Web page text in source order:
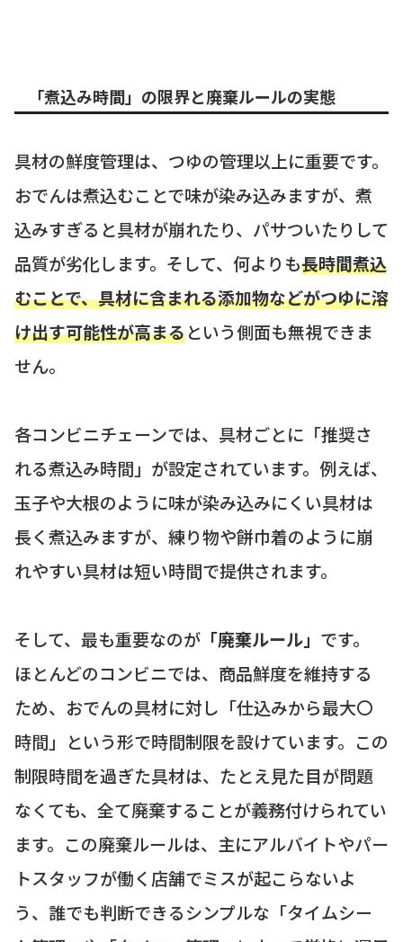
「煮込み時間」の限界と廃棄ルールの実態
具材の鮮度管理は、つゆの管理以上に重要です。
おでんは煮込むことで味が染み込みますが、煮
込みすぎると具材が崩れたり、パサついたりして
品質が劣化します。そして、何よりも長時間煮込
むことで、具材に含まれる添加物などがつゆに溶
け出す可能性が高まるという側面も無視できま
せん。
各コンビニチェーンでは、具材ごとに「推奨さ
れる煮込み時間」が設定されています。例えば、
玉子や大根のように味が染み込みにくい具材は
長く煮込みますが、練り物や餅巾着のように崩
れやすい具材は短い時間で提供されます。
そして、最も重要なのが 「廃棄ルール」 です。
ほとんどのコンビニでは、商品鮮度を維持する
ため、おでんの具材に対し「仕込みから最大〇
時間」という形で時間制限を設けています。この
制限時間を過ぎた具材は、たとえ見た目が問題
なくても、全て廃棄することが義務付けられてい
ます。この廃棄ルールは、主にアルバイトやパー
トスタッフが働く店舗でミスが起こらないよ
う、誰でも判断できるシンプルな「タイムシー